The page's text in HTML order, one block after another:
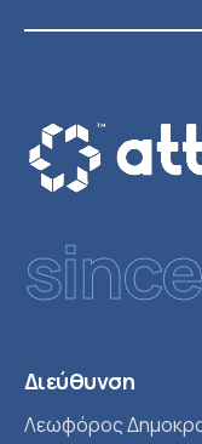
Διεύθυνση
Λεωφόρος